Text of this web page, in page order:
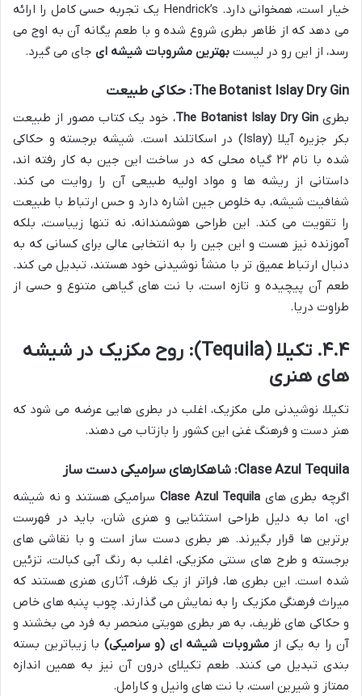
خیار است، همخوانی دارد. Hendrick’s یک تجربه حسی کامل را ارائه
می دهد که از ظاهر بطری شروع شده و با طعم یگانه آن به اوج می
رسد، از این رو در لیست بهترین مشروبات شیشه ای جای می گیرد.
The Botanist Islay Dry Gin: حکاکی طبیعت
بطریThe Botanist Islay Dry Gin، خود یک کتاب مصور از طبیعت
بکر جزیره آیلا (Islay) در اسکاتلند است. شیشه برجسته و حکاکی
شده با نام ۲۲ گیاه محلی که در ساخت این جین به کار رفته اند،
داستانی از ریشه ها و مواد اولیه طبیعی آن را روایت می کند.
شفافیت شیشه، به خلوص جین اشاره دارد و حس ارتباط با طبیعت
را تقویت می کند. این طراحی هوشمندانه، نه تنها زیباست، بلکه
آموزنده نیز هست و این جین را به انتخابی عالی برای کسانی که به
دنبال ارتباط عمیق تر با منشأ نوشیدنی خود هستند، تبدیل می کند.
طعم آن پیچیده و تازه است، با نت های گیاهی متنوع و حسی از
طراوت دریا.
۴.۴. تکیلا (Tequila): روح مکزیک در شیشه
های هنری
تکیلا، نوشیدنی ملی مکزیک، اغلب در بطری هایی عرضه می شود که
هنر دست و فرهنگ غنی این کشور را بازتاب می دهند.
Clase Azul Tequila: شاهکارهای سرامیکی دست ساز
اگرچه بطری های Clase Azul Tequila سرامیکی هستند و نه شیشه
ای، اما به دلیل طراحی استثنایی و هنری شان، باید در فهرست
برترین ها قرار بگیرند. هر بطری دست ساز است و با نقاشی های
برجسته و طرح های سنتی مکزیکی، اغلب به رنگ آبی کبالت، تزئین
شده است. این بطری ها، فراتر از یک ظرف، آثاری هنری هستند که
میراث فرهنگی مکزیک را به نمایش می گذارند. چوب پنبه های خاص
و حکاکی های ظریف، به هر بطری هویتی منحصر به فرد می بخشند و
آن را به یکی ازمشروبات شیشه ای (و سرامیکی) با زیباترین بسته
بندی تبدیل می کنند. طعم تکیلای درون آن نیز به همین اندازه
ممتاز و شیرین است، با نت های وانیل و کارامل.